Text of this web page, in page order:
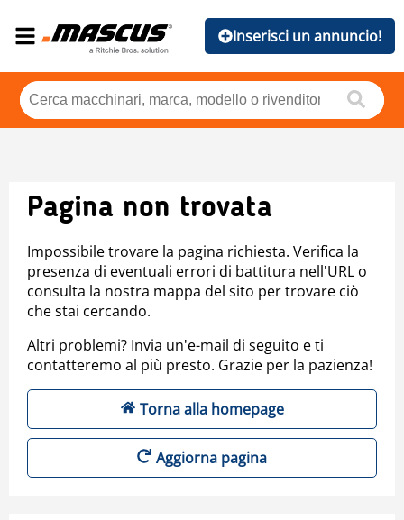
Inserisci un annuncio!
Pagina non trovata
Impossibile trovare la pagina richiesta. Verifica la
presenza di eventuali errori di battitura nell'URL o
consulta la nostra mappa del sito per trovare ciò
che stai cercando.
Altri problemi? Invia un'e-mail di seguito e ti
contatteremo al più presto. Grazie per la pazienza!
Torna alla homepage
Aggiorna pagina